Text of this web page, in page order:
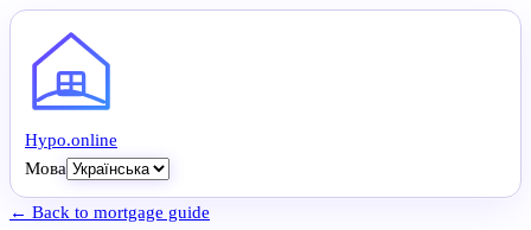
Hypo.online
Мова
← Back to mortgage guide